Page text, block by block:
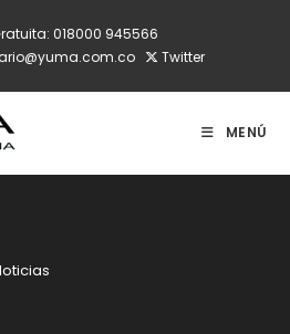
018000 945566
Twitter
MENÚ